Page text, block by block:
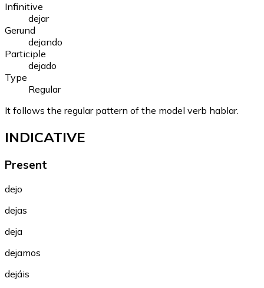
Infinitive
dejar
Gerund
dejando
Participle
dejado
Type
Regular
It follows the regular pattern of the model verb hablar.
INDICATIVE
Present
dejo
dejas
deja
dejamos
dejáis